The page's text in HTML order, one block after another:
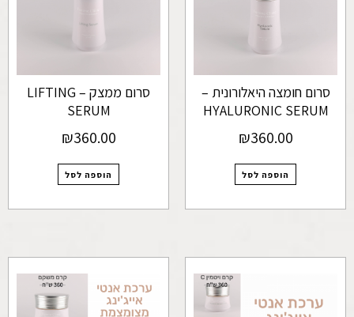
סרום חומצה היאלורונית –
HYALURONIC SERUM
₪360.00
הוספה לסל
סרום ממצק – LIFTING
SERUM
₪360.00
הוספה לסל